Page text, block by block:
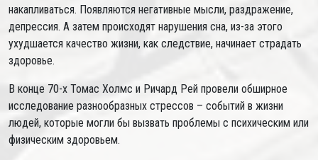
накапливаться. Появляются негативные мысли, раздражение,
депрессия. А затем происходят нарушения сна, из-за этого
ухудшается качество жизни, как следствие, начинает страдать
здоровье.
В конце 70-х Томас Холмс и Ричард Рей провели обширное
исследование разнообразных стрессов – событий в жизни
людей, которые могли бы вызвать проблемы с психическим или
физическим здоровьем.